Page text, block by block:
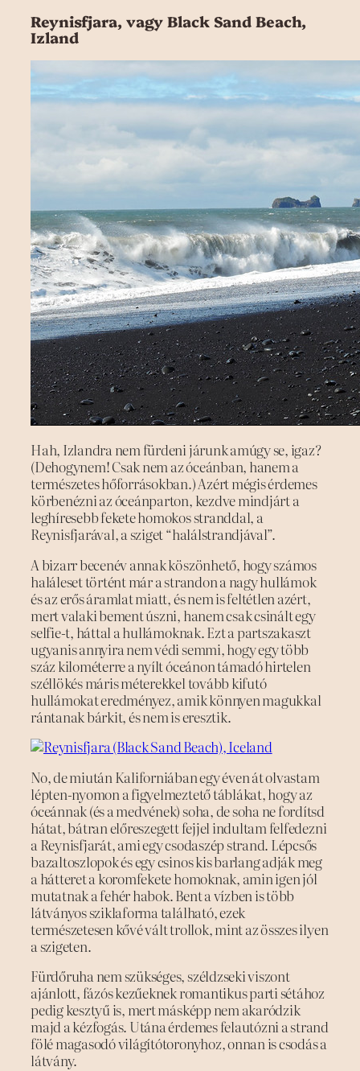
Reynisfjara, vagy Black Sand Beach,
Izland
Hah, Izlandra nem fürdeni járunk amúgy se, igaz?
(Dehogynem! Csak nem az óceánban, hanem a
természetes hőforrásokban.) Azért mégis érdemes
körbenézni az óceánparton, kezdve mindjárt a
leghíresebb fekete homokos stranddal, a
Reynisfjarával, a sziget “halálstrandjával”.
A bizarr becenév annak köszönhető, hogy számos
haláleset történt már a strandon a nagy hullámok
és az erős áramlat miatt, és nem is feltétlen azért,
mert valaki bement úszni, hanem csak csinált egy
selfie-t, háttal a hullámoknak. Ezt a partszakaszt
ugyanis annyira nem védi semmi, hogy egy több
száz kilométerre a nyílt óceánon támadó hirtelen
széllökés máris méterekkel tovább kifutó
hullámokat eredményez, amik könnyen magukkal
rántanak bárkit, és nem is eresztik.
No, de miután Kaliforniában egy éven át olvastam
lépten-nyomon a figyelmeztető táblákat, hogy az
óceánnak (és a medvének) soha, de soha ne fordítsd
hátat, bátran előreszegett fejjel indultam felfedezni
a Reynisfjarát, ami egy csodaszép strand. Lépcsős
bazaltoszlopok és egy csinos kis barlang adják meg
a hátteret a koromfekete homoknak, amin igen jól
mutatnak a fehér habok. Bent a vízben is több
látványos sziklaforma található, ezek
természetesen kővé vált trollok, mint az összes ilyen
a szigeten.
Fürdőruha nem szükséges, széldzseki viszont
ajánlott, fázós kezűeknek romantikus parti sétához
pedig kesztyű is, mert másképp nem akaródzik
majd a kézfogás. Utána érdemes felautózni a strand
fölé magasodó világítótoronyhoz, onnan is csodás a
látvány.